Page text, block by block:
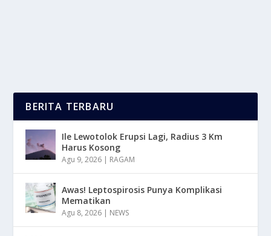
BERITA TERBARU
Ile Lewotolok Erupsi Lagi, Radius 3 Km
Harus Kosong
Agu 9, 2026 | RAGAM
Awas! Leptospirosis Punya Komplikasi
Mematikan
Agu 8, 2026 | NEWS